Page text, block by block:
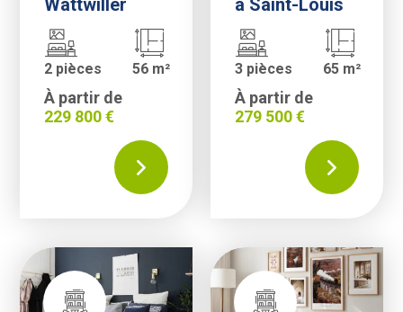
Wattwiller
2 pièces 56 m²
À partir de
229 800 €
à Saint-Louis
3 pièces 65 m²
À partir de
279 500 €